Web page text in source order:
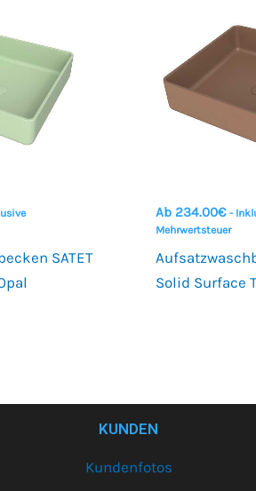
SATET
Ab 234.00€ -
Mehrwertsteuer
Solid Surface
KUNDEN
Kundenfotos